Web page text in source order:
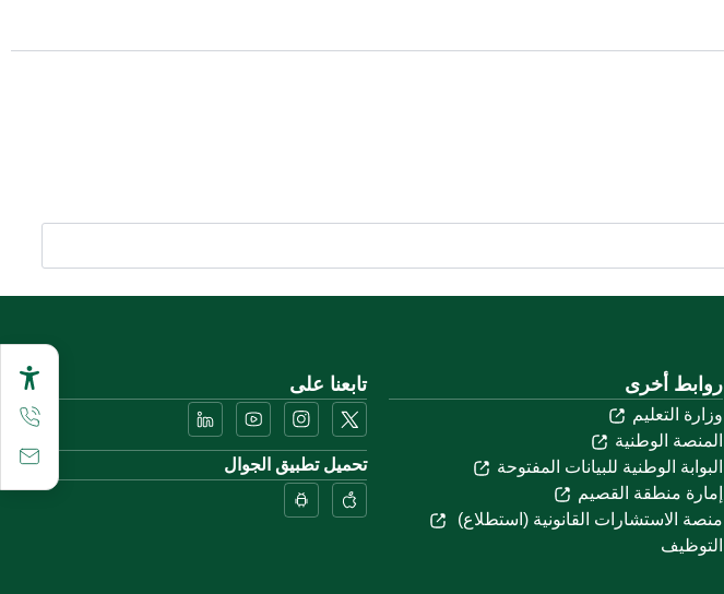
روابط أخرى
وزارة التعليم
المنصة الوطنية
البوابة الوطنية للبيانات المفتوحة
إمارة منطقة القصيم
منصة الاستشارات القانونية (استطلاع)
التوظيف
تابعنا على
تحميل تطبيق الجوال